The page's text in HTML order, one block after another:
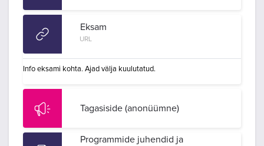
Eksam
URL
Info eksami kohta. Ajad välja kuulutatud.
Tagasiside (anonüümne)
Programmide juhendid ja